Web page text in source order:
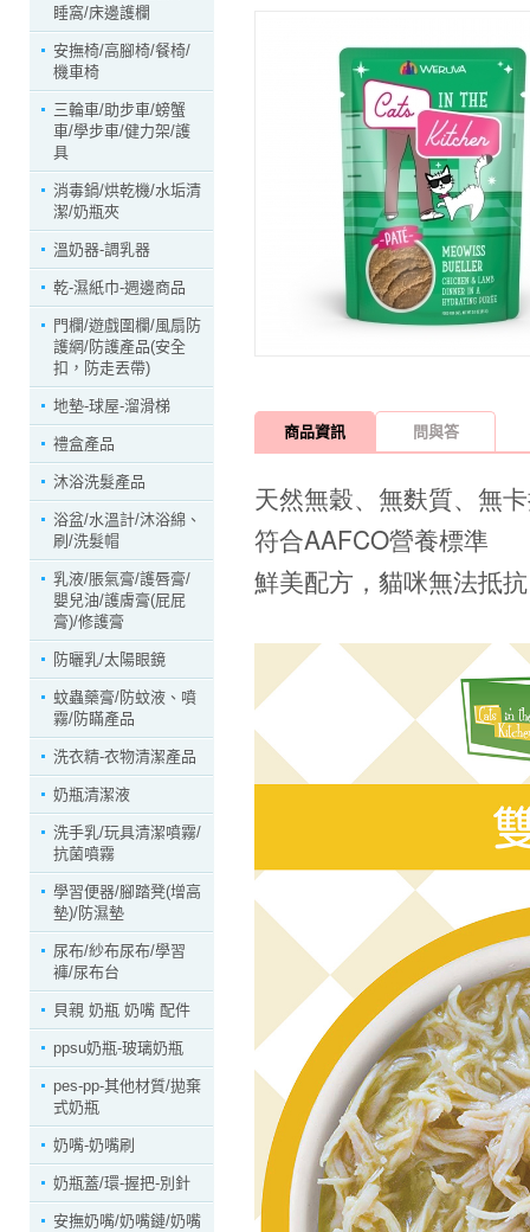
睡窩/床邊護欄
安撫椅/高腳椅/餐椅/
機車椅
三輪車/助步車/螃蟹
車/學步車/健力架/護
具
消毒鍋/烘乾機/水垢清
潔/奶瓶夾
溫奶器-調乳器
乾-濕紙巾-週邊商品
門欄/遊戲圍欄/風扇防
護網/防護產品(安全
扣，防走丟帶)
地墊-球屋-溜滑梯
禮盒產品
沐浴洗髮產品
浴盆/水溫計/沐浴綿、
刷/洗髮帽
乳液/脹氣膏/護唇膏/
嬰兒油/護膚膏(屁屁
膏)/修護膏
防曬乳/太陽眼鏡
蚊蟲藥膏/防蚊液、噴
霧/防瞞產品
洗衣精-衣物清潔產品
奶瓶清潔液
洗手乳/玩具清潔噴霧/
抗菌噴霧
學習便器/腳踏凳(增高
墊)/防濕墊
尿布/紗布尿布/學習
褲/尿布台
貝親 奶瓶 奶嘴 配件
ppsu奶瓶-玻璃奶瓶
pes-pp-其他材質/拋棄
式奶瓶
奶嘴-奶嘴刷
奶瓶蓋/環-握把-別針
安撫奶嘴/奶嘴鏈/奶嘴
商品資訊 問與答
天然無穀、無麩質、無
符合AAFCO營養標準
鮮美配方，貓咪無法抵抗